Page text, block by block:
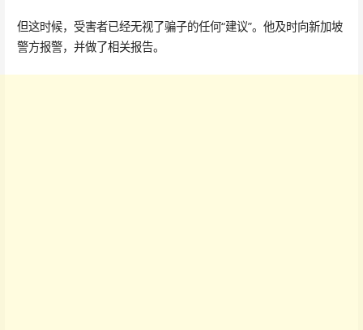
但这时候，受害者已经无视了骗子的任何“建议”。他及时向新加坡
警方报警，并做了相关报告。